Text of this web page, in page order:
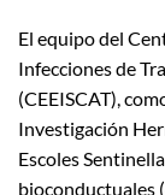
El equipo del
Infecciones de
(CEEISCAT),
Investigación
Escoles
bioconductuales